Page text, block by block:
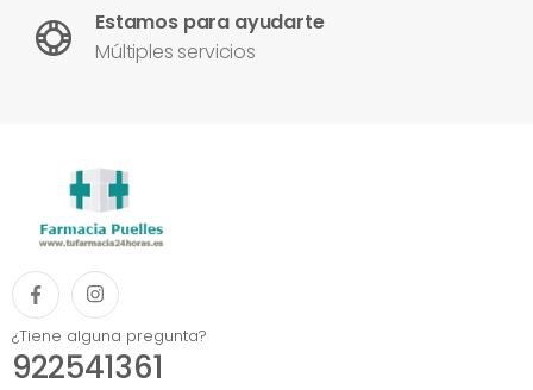
Estamos para ayudarte
Múltiples servicios
¿Tiene alguna pregunta?
922541361